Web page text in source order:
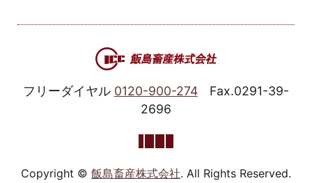
フリーダイヤル 0120-900-274
Fax.0291-39-
2696
Copyright © 飯島畜産株式会社. All Rights Reserved.